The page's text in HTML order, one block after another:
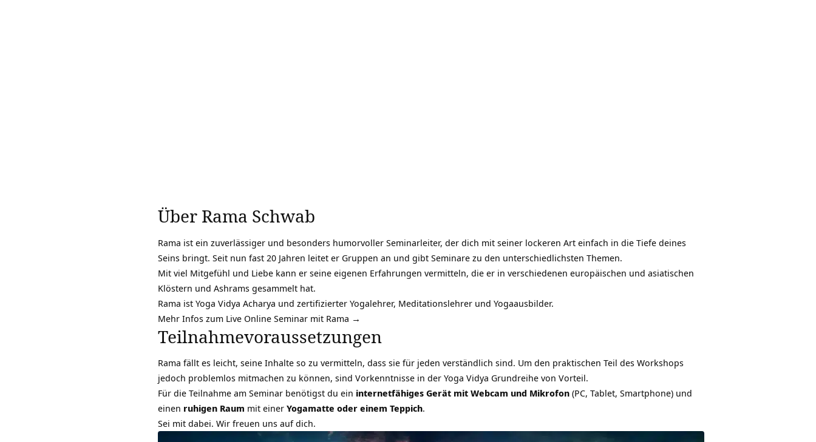
Über Rama Schwab
Rama ist ein zuverlässiger und besonders humorvoller Seminarleiter, der dich mit seiner lockeren Art einfach in die Tiefe deines
Seins bringt. Seit nun fast 20 Jahren leitet er Gruppen an und gibt Seminare zu den unterschiedlichsten Themen.
Mit viel Mitgefühl und Liebe kann er seine eigenen Erfahrungen vermitteln, die er in verschiedenen europäischen und asiatischen
Klöstern und Ashrams gesammelt hat.
Rama ist Yoga Vidya Acharya und zertifizierter Yogalehrer, Meditationslehrer und Yogaausbilder.
Mehr Infos zum Live Online Seminar mit Rama →
Teilnahmevoraussetzungen
Rama fällt es leicht, seine Inhalte so zu vermitteln, dass sie für jeden verständlich sind. Um den praktischen Teil des Workshops
jedoch problemlos mitmachen zu können, sind Vorkenntnisse in der Yoga Vidya Grundreihe von Vorteil.
Für die Teilnahme am Seminar benötigst du ein internetfähiges Gerät mit Webcam und Mikrofon (PC, Tablet, Smartphone) und
einen ruhigen Raum mit einer Yogamatte oder einem Teppich.
Sei mit dabei. Wir freuen uns auf dich.